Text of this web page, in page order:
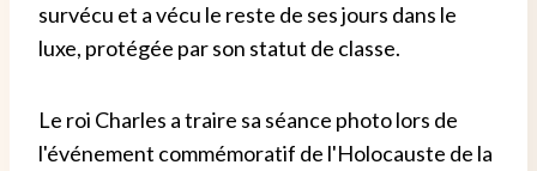
survécu et a vécu le reste de ses jours dans le
luxe, protégée par son statut de classe.
Le roi Charles a traire sa séance photo lors de
l'événement commémoratif de l'Holocauste de la